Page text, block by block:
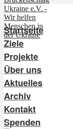
Startseite
Ziele
Projekte
Über uns
Aktuelles
Archiv
Kontakt
Spenden